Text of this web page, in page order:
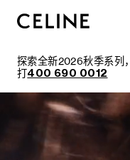
探索全新2026秋季系列
打400 690 0012